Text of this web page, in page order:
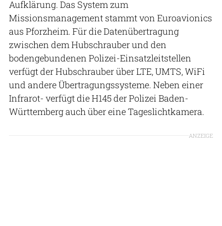
Aufklärung. Das System zum
Missionsmanagement stammt von Euroavionics
aus Pforzheim. Für die Datenübertragung
zwischen dem Hubschrauber und den
bodengebundenen Polizei-Einsatzleitstellen
verfügt der Hubschrauber über LTE, UMTS, WiFi
und andere Übertragungssysteme. Neben einer
Infrarot- verfügt die H145 der Polizei Baden-
Württemberg auch über eine Tageslichtkamera.
ANZEIGE